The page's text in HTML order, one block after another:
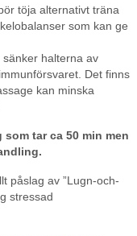
töja alternativt träna
som kan ge
halterna av
Det finns
kan minska
tar ca 50 min men
påslag av ”Lugn-och-
stressad